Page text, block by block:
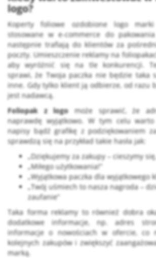
logo?
Koperty foliowe ozdobione logo
stosowane w e-commerce do
następnie trafiają do klientów za
poczty. Umieszczenie reklamy na
aby wyróżnić się na tle konkurencji.
sprawi, że Twoja paczka nie będzie taka
inne. Gdy tylko klient ją odbierze, od razu
jest nadawcą.
Foliopak z logomoże sprawić, że
naprawdę wyjątkowo. W tym celu
napisy bądź grafikę z podziękowaniem
sprawdzą się na przykład takie hasła jak:
„Dziękujemy za zakupy – cieszymy
„Miłego użytkowania!”
„Wyjątkowa paczka dla wyjątkowego
„Twój uśmiech to nasza nagroda –
zaufanie”
Taka forma reklamy to również dobra
dodatkowe informacje, np. adres
informacje o nowościach w ofercie, co
kolejnych zakupów i zwiększyć
marką.